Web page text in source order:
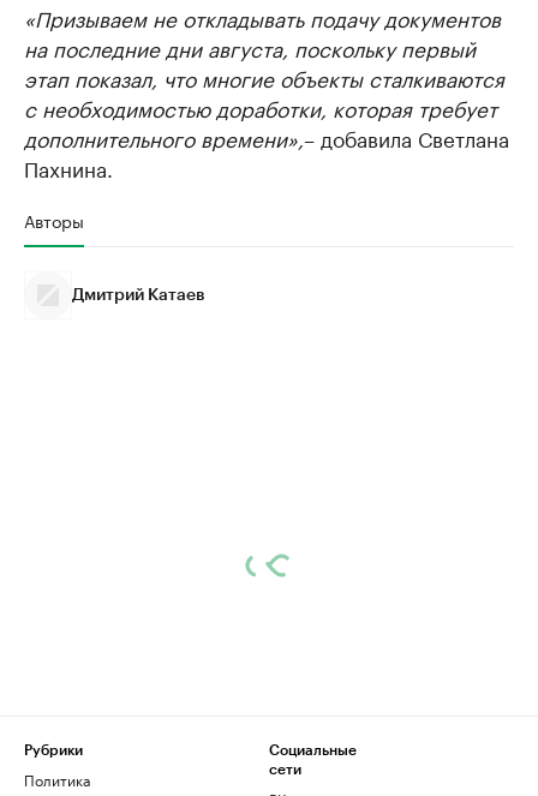
«Призываем не откладывать подачу документов
на последние дни августа, поскольку первый
этап показал, что многие объекты сталкиваются
с необходимостью доработки, которая требует
дополнительного времени»,– добавила Светлана
Пахнина.
Авторы
Дмитрий Катаев
Рубрики
Политика
Социальные
сети